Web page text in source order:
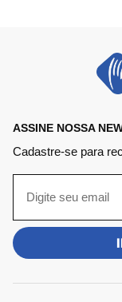
ASSINE NOSSA
Cadastre-se para